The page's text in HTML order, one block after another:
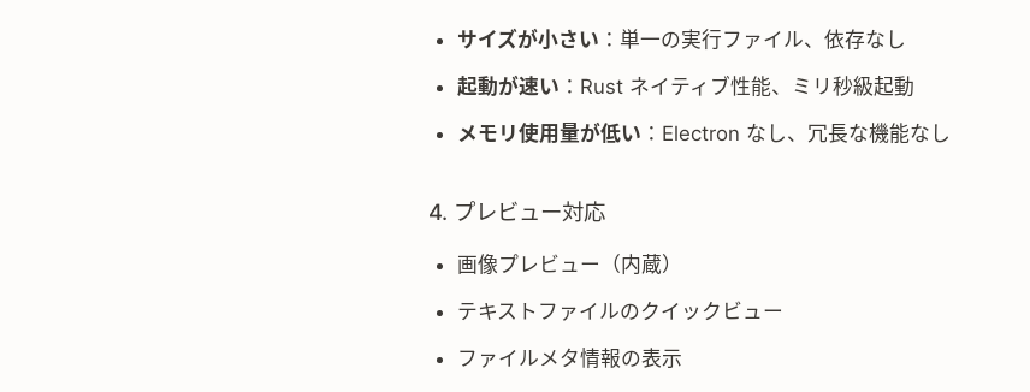
サイズが小さい ：単一の実行ファイル、依存なし
起動が速い ：Rust ネイティブ性能、ミリ秒級起動
メモリ使用量が低い ：Electron なし、冗長な機能なし
4. プレビュー対応
画像プレビュー（内蔵）
テキストファイルのクイックビュー
ファイルメタ情報の表示